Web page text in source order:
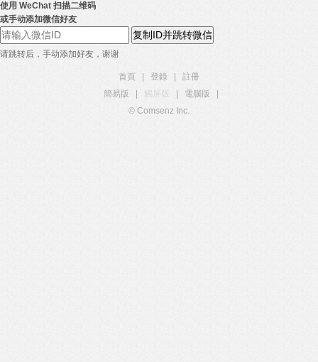
使用 WeChat 扫描二维码
或手动添加微信好友
复制ID并跳转微信
请跳转后，手动添加好友，谢谢
首頁 登錄
註冊
簡易版
觸屏版 電腦版
© Comsenz Inc.